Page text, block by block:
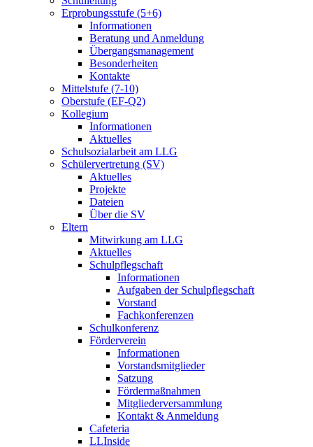
Erprobungsstufe (5+6)
Informationen
Beratung und Anmeldung
Übergangsmanagement
Besonderheiten
Kontakte
Mittelstufe (7-10)
Oberstufe (EF-Q2)
Kollegium
Informationen
Aktuelles
Schulsozialarbeit am LLG
Schülervertretung (SV)
Aktuelles
Projekte
Dateien
Über die SV
Eltern
Mitwirkung am LLG
Aktuelles
Schulpflegschaft
Informationen
Aufgaben der Schulpflegschaft
Vorstand
Fachkonferenzen
Schulkonferenz
Förderverein
Informationen
Vorstandsmitglieder
Satzung
Fördermaßnahmen
Mitgliederversammlung
Kontakt & Anmeldung
Cafeteria
LLInside